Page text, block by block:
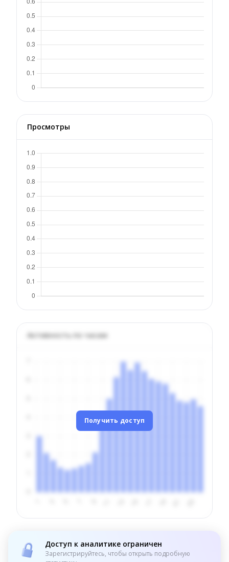
Просмотры
Активность по часам
Получить доступ
Доступ к аналитике ограничен
Зарегистрируйтесь, чтобы открыть подробную